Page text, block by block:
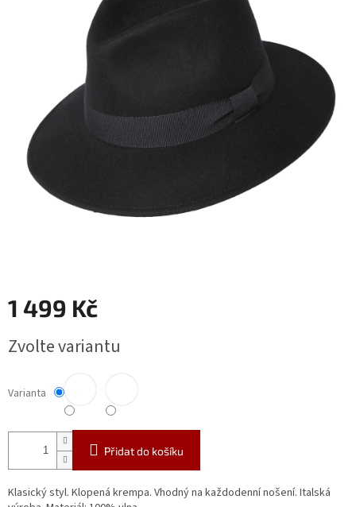
1 499 Kč
cena:
Zvolte variantu
Varianta
Přidat do košíku
Klasický styl. Klopená krempa. Vhodný na každodenní nošení. Italská